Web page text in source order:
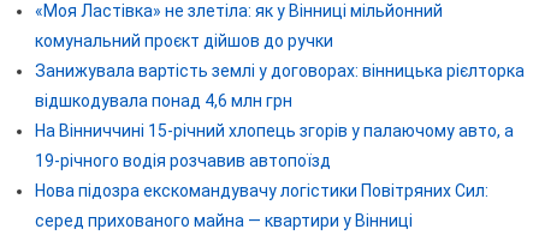
«Моя Ластівка» не злетіла: як у Вінниці мільйонний
комунальний проєкт дійшов до ручки
Занижувала вартість землі у договорах: вінницька рієлторка
відшкодувала понад 4,6 млн грн
На Вінниччині 15-річний хлопець згорів у палаючому авто, а
19-річного водія розчавив автопоїзд
Нова підозра екскомандувачу логістики Повітряних Сил:
серед прихованого майна — квартири у Вінниці